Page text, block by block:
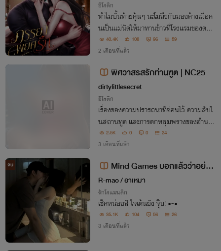
อีโรติก
​ทำไมบั้นท้ายคุ้นๆ นะโมถึงกับมองค้างเมื่อค
นเป็นแม่นัดให้มาทานข้าวที่โรงแรมของตนเ
องเขาเลยยอมสละเวลาลงมาดูสักหน่อยว่าแ
ม่จะมาไม้ไหนอีกแต่สายตาดันมองไปเห็นสะโ
คุ้นตา
40.4K 108 96 59
2 เดือนที่แล้ว
พิศวาสรสรักท่านฑูต | NC25
dirtylittlesecret
อีโรติก
เรื่องของความปรารถนาที่ซ่อนไว้ ความลับใ
นสถานทูต และการตกหลุมพรางของอำนาจ
ที่หวานชื่นแต่ถึงตาย
2.5K 0 0 24
3 เดือนที่แล้ว
จบ
Mind Games บอกแล้วว่าอย่า
'ท้า' | มี E-BOOK
R-mao / อาเหมา
รักโรแมนติก
เช็คหน่อยสิ ใจเต้นยัง จุ๊บ! •-•
35.1K 104 56 26
3 เดือนที่แล้ว